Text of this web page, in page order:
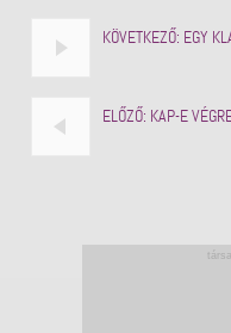
KÖVETKEZŐ: EGY
ELŐZŐ: KAP-E